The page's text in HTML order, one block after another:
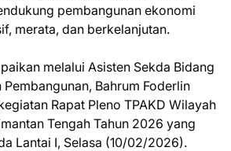
pembangunan ekonomi
merata, dan berkelanjutan.
melalui Asisten Sekda Bidang
Bahrum Foderlin
Rapat Pleno TPAKD Wilayah
Tengah Tahun 2026 yang
Lantai I, Selasa (10/02/2026).